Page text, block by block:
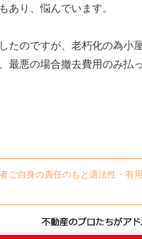
あり、悩んでいます。
たのですが、老朽化の為小
最悪の場合撤去費用のみ払
ご自身の責任のもと適法性・有